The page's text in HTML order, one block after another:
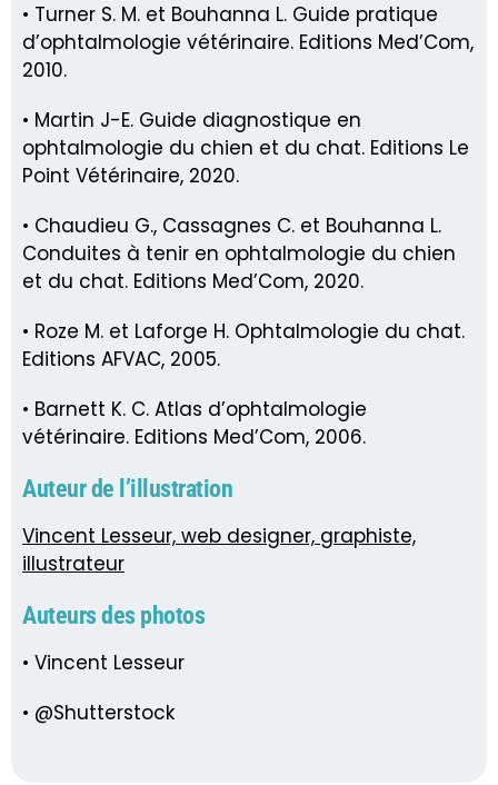
• Turner S. M. et Bouhanna L. Guide pratique
d’ophtalmologie vétérinaire. Editions Med’Com,
2010.
• Martin J-E. Guide diagnostique en
ophtalmologie du chien et du chat. Editions Le
Point Vétérinaire, 2020.
• Chaudieu G., Cassagnes C. et Bouhanna L.
Conduites à tenir en ophtalmologie du chien
et du chat. Editions Med’Com, 2020.
• Roze M. et Laforge H. Ophtalmologie du chat.
Editions AFVAC, 2005.
• Barnett K. C. Atlas d’ophtalmologie
vétérinaire. Editions Med’Com, 2006.
Auteur de l’illustration
Vincent Lesseur, web designer, graphiste,
illustrateur
Auteurs des photos
• Vincent Lesseur
• @Shutterstock